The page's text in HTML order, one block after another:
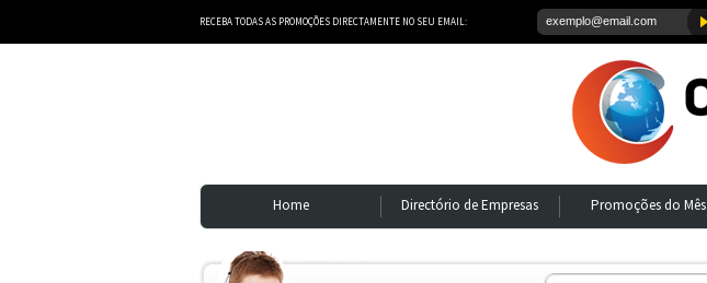
RECEBA TODAS AS PROMOÇÕES DIRECTAMENTE NO SEU EMAIL:
Home Directório de Empresas Promoções do Mês